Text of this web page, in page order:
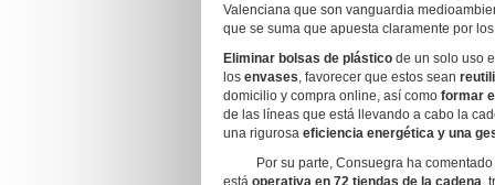
Valenciana que son vanguardia
que se suma que apuesta claramente por
Eliminar bolsas de plástico de un solo uso
los envases, favorecer que estos sean
domicilio y compra online, así como formar
de las líneas que está llevando a cabo la
una rigurosa eficiencia energética y una
Por su parte, Consuegra ha
está operativa en 72 tiendas de la cadena,